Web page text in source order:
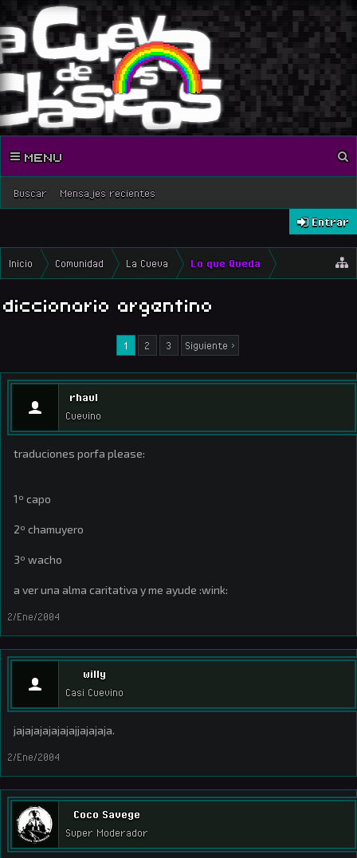
Buscar Mensajes recientes
MENU
Entrar
Inicio Comunidad La Cueva Lo que Queda
diccionario argentino
1 2 3 Siguiente >
rhaul
Cuevino
traduciones porfa please:
1º capo
2º chamuyero
3º wacho
a ver una alma caritativa y me ayude :wink:
2/Ene/2004
willy
Casi Cuevino
jajajajajajajajjajajaja.
2/Ene/2004
Coco Savege
Super Moderador